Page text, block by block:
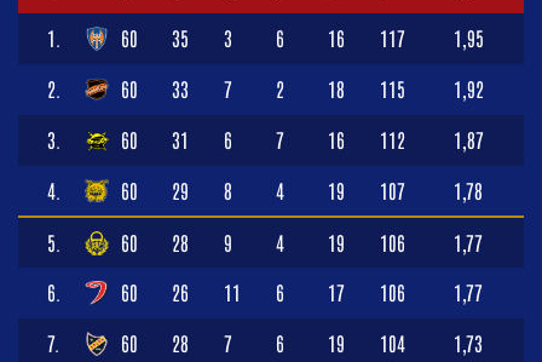
1. 60 35 3 6 16 117 1,95
2. 60 33 7 2 18 115 1,92
3. 60 31 6 7 16 112 1,87
4. 60 29 8 4 19 107 1,78
5. 60 28 9 4 19 106 1,77
6. 60 26 11 6 17 106 1,77
7. 60 28 7 6 19 104 1,73